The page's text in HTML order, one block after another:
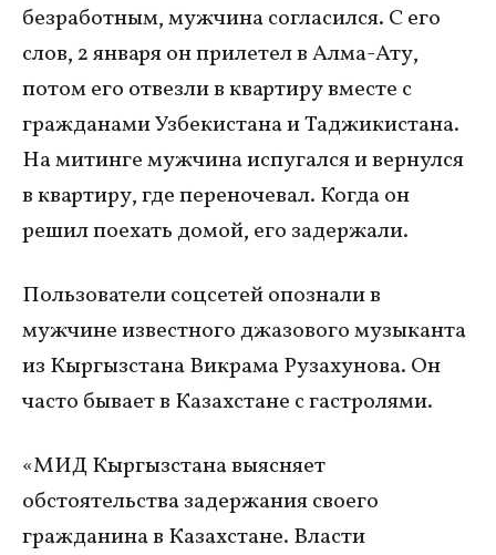
безработным, мужчина согласился. С его
слов, 2 января он прилетел в Алма-Ату,
потом его отвезли в квартиру вместе с
гражданами Узбекистана и Таджикистана.
На митинге мужчина испугался и вернулся
в квартиру, где переночевал. Когда он
решил поехать домой, его задержали.
Пользователи соцсетей опознали в
мужчине известного джазового музыканта
из Кыргызстана Викрама Рузахунова. Он
часто бывает в Казахстане с гастролями.
«МИД Кыргызстана выясняет
обстоятельства задержания своего
гражданина в Казахстане. Власти